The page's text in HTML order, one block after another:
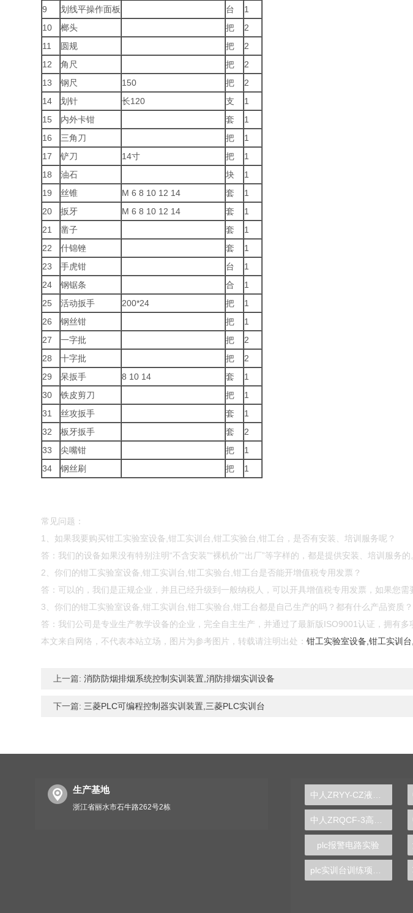
9
划线平操作面板 台
1
10
榔头 把
2
11
圆规 把
2
12
角尺 把
2
13
钢尺 150 把
2
14
划针 长120 支
1
15
内外卡钳 套
1
16
三角刀 把
1
17
铲刀 14寸 把
1
18
油石 块
1
19
丝锥 M 6 8 10 12 14 套
1
20
扳牙 M 6 8 10 12 14 套
1
21
凿子 套
1
22
什锦锉 套
1
23
手虎钳 台
1
24
钢锯条 合
1
25
活动扳手 200*24 把
1
26
钢丝钳 把
1
27
一字批 把
2
28
十字批 把
2
29
呆扳手 8 10 14 套
1
30
铁皮剪刀 把
1
31
丝攻扳手 套
1
32
板牙扳手 套
2
33
尖嘴钳 把
1
34
钢丝刷 把 1
常见问题：
1、如果我要购买钳工实验室设备,钳工实训台,钳工实验台,钳工台，是否有安装、培训服务呢？
答：我们的设备如果没有特别注明“不含安装”“裸机价”“出厂”等字样的，都是提供安装、培训服务的
2、你们的钳工实验室设备,钳工实训台,钳工实验台,钳工台是否能开增值税专用发票？
答：可以的，我们是正规企业，并且已经升级到一般纳税人，可以开具增值税专用发票，如果您
3、你们的钳工实验室设备,钳工实训台,钳工实验台,钳工台都是自己生产的吗？都有什么产品资质？
答：我们公司是专业生产教学设备的企业，完全自主生产，并通过了最新版ISO9001认证，拥有多
本文来自网络，不代表本站立场，图片为参考图片，转载请注明出处：钳工实验室设备,钳工实训
上一篇: 消防防烟排烟系统控制实训装置,消防排烟实训设备
下一篇: 三菱PLC可编程控制器实训装置,三菱PLC实训台
生产基地
浙江省丽水市石牛路262号2栋
plc报警电路实验